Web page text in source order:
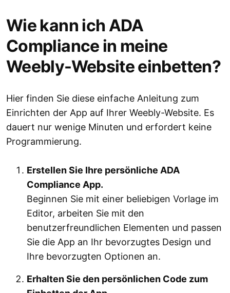
Wie kann ich ADA
Compliance in meine
Weebly-Website einbetten?
Hier finden Sie diese einfache Anleitung zum
Einrichten der App auf Ihrer Weebly-Website. Es
dauert nur wenige Minuten und erfordert keine
Programmierung.
Erstellen Sie Ihre persönliche ADA
Compliance App.
Beginnen Sie mit einer beliebigen Vorlage im
Editor, arbeiten Sie mit den
benutzerfreundlichen Elementen und passen
Sie die App an Ihr bevorzugtes Design und
Ihre bevorzugten Optionen an.
Erhalten Sie den persönlichen Code zum